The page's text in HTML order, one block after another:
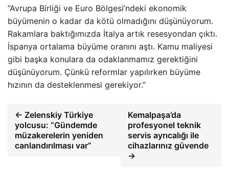
”Avrupa Birliği ve Euro Bölgesi’ndeki ekonomik
büyümenin o kadar da kötü olmadığını düşünüyorum.
Rakamlara baktığımızda İtalya artık resesyondan çıktı.
İspanya ortalama büyüme oranını aştı. Kamu maliyesi
gibi başka konulara da odaklanmamız gerektiğini
düşünüyorum. Çünkü reformlar yapılırken büyüme
hızının da desteklenmesi gerekiyor.”
← Zelenskiy Türkiye
yolcusu: “Gündemde
müzakerelerin yeniden
canlandırılması var”
Kemalpaşa’da
profesyonel teknik
servis ayrıcalığı ile
cihazlarınız güvende
→